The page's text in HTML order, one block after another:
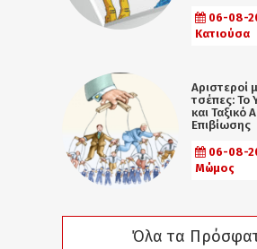
06-08-
Κατιούσα
Αριστεροί
τσέπες: Το
και Ταξικό
Επιβίωσης
06-08-
Μώμος
Όλα τα